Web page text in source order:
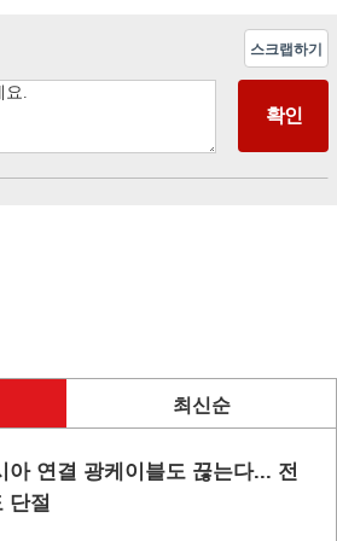
스크랩하기
최신순
아 연결 광케이블도 끊는다... 전
단절